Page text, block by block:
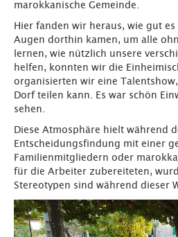
marokkanische Gemeinde.
Hier fanden wir heraus, wie gut
Augen dorthin kamen, um alle
lernen, wie nützlich unsere
helfen, konnten wir die
organisierten wir eine
Dorf teilen kann. Es war schön
sehen.
Diese Atmosphäre hielt während
Entscheidungsfindung mit einer
Familienmitgliedern oder
für die Arbeiter zubereiteten,
Stereotypen sind während dieser